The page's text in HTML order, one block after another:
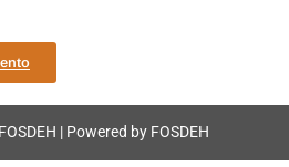
| Powered by FOSDEH